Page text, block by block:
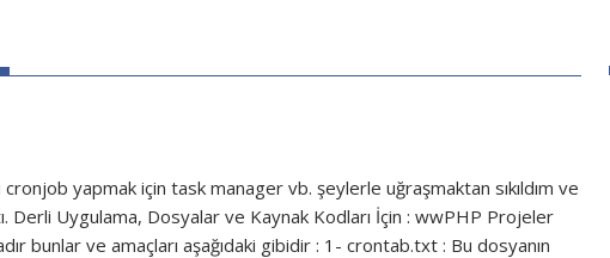
yapmak için task manager vb. şeylerle uğraşmaktan sıkıldım ve
Derli Uygulama, Dosyalar ve Kaynak Kodları İçin : wwPHP Projeler
bunlar ve amaçları aşağıdaki gibidir : 1- crontab.txt : Bu dosyanın